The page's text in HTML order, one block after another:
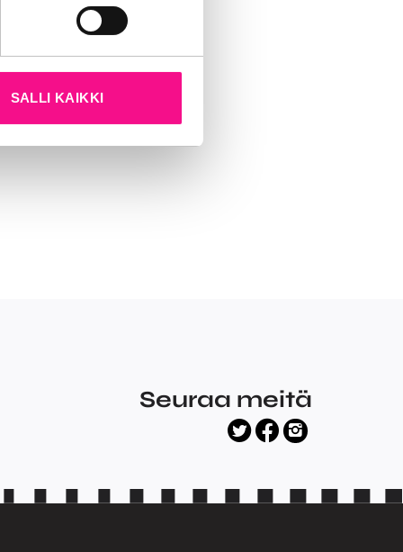
SALLI KAIKKI
Seuraa meitä
twitter
facebook
instagram